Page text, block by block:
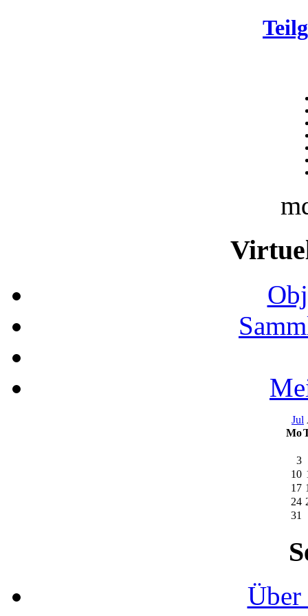
Jul
Mo
3
10
17
24
31